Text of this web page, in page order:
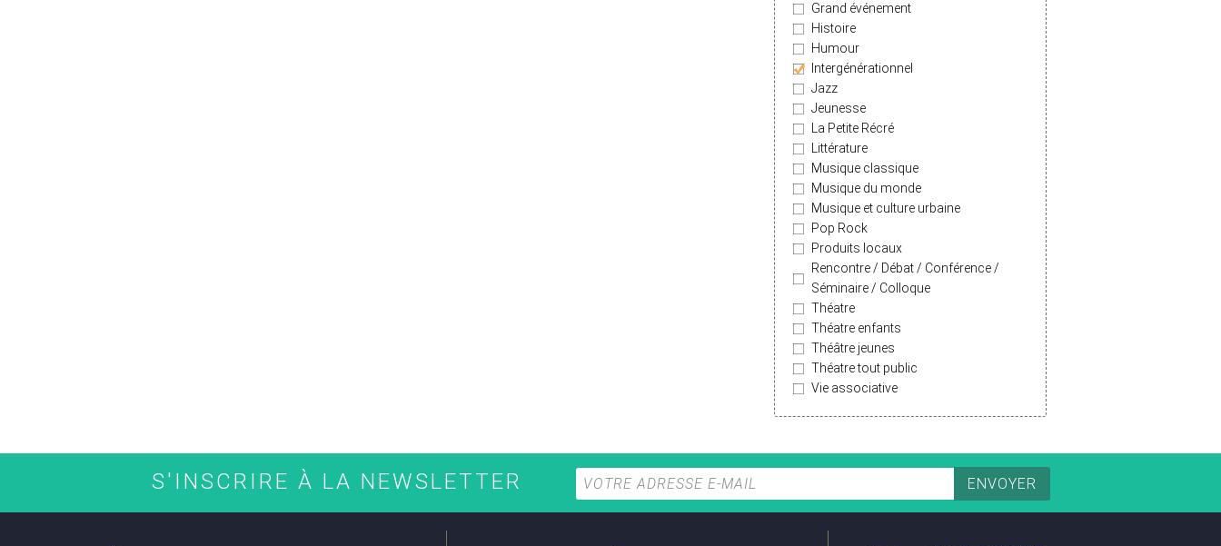
Grand événement
Histoire
Humour
Intergénérationnel
Jazz
Jeunesse
La Petite Récré
Littérature
Musique classique
Musique du monde
Musique et culture urbaine
Pop Rock
Produits locaux
Rencontre / Débat / Conférence /
Séminaire / Colloque
Théatre
Théatre enfants
Théâtre jeunes
Théatre tout public
Vie associative
S'INSCRIRE À LA NEWSLETTER